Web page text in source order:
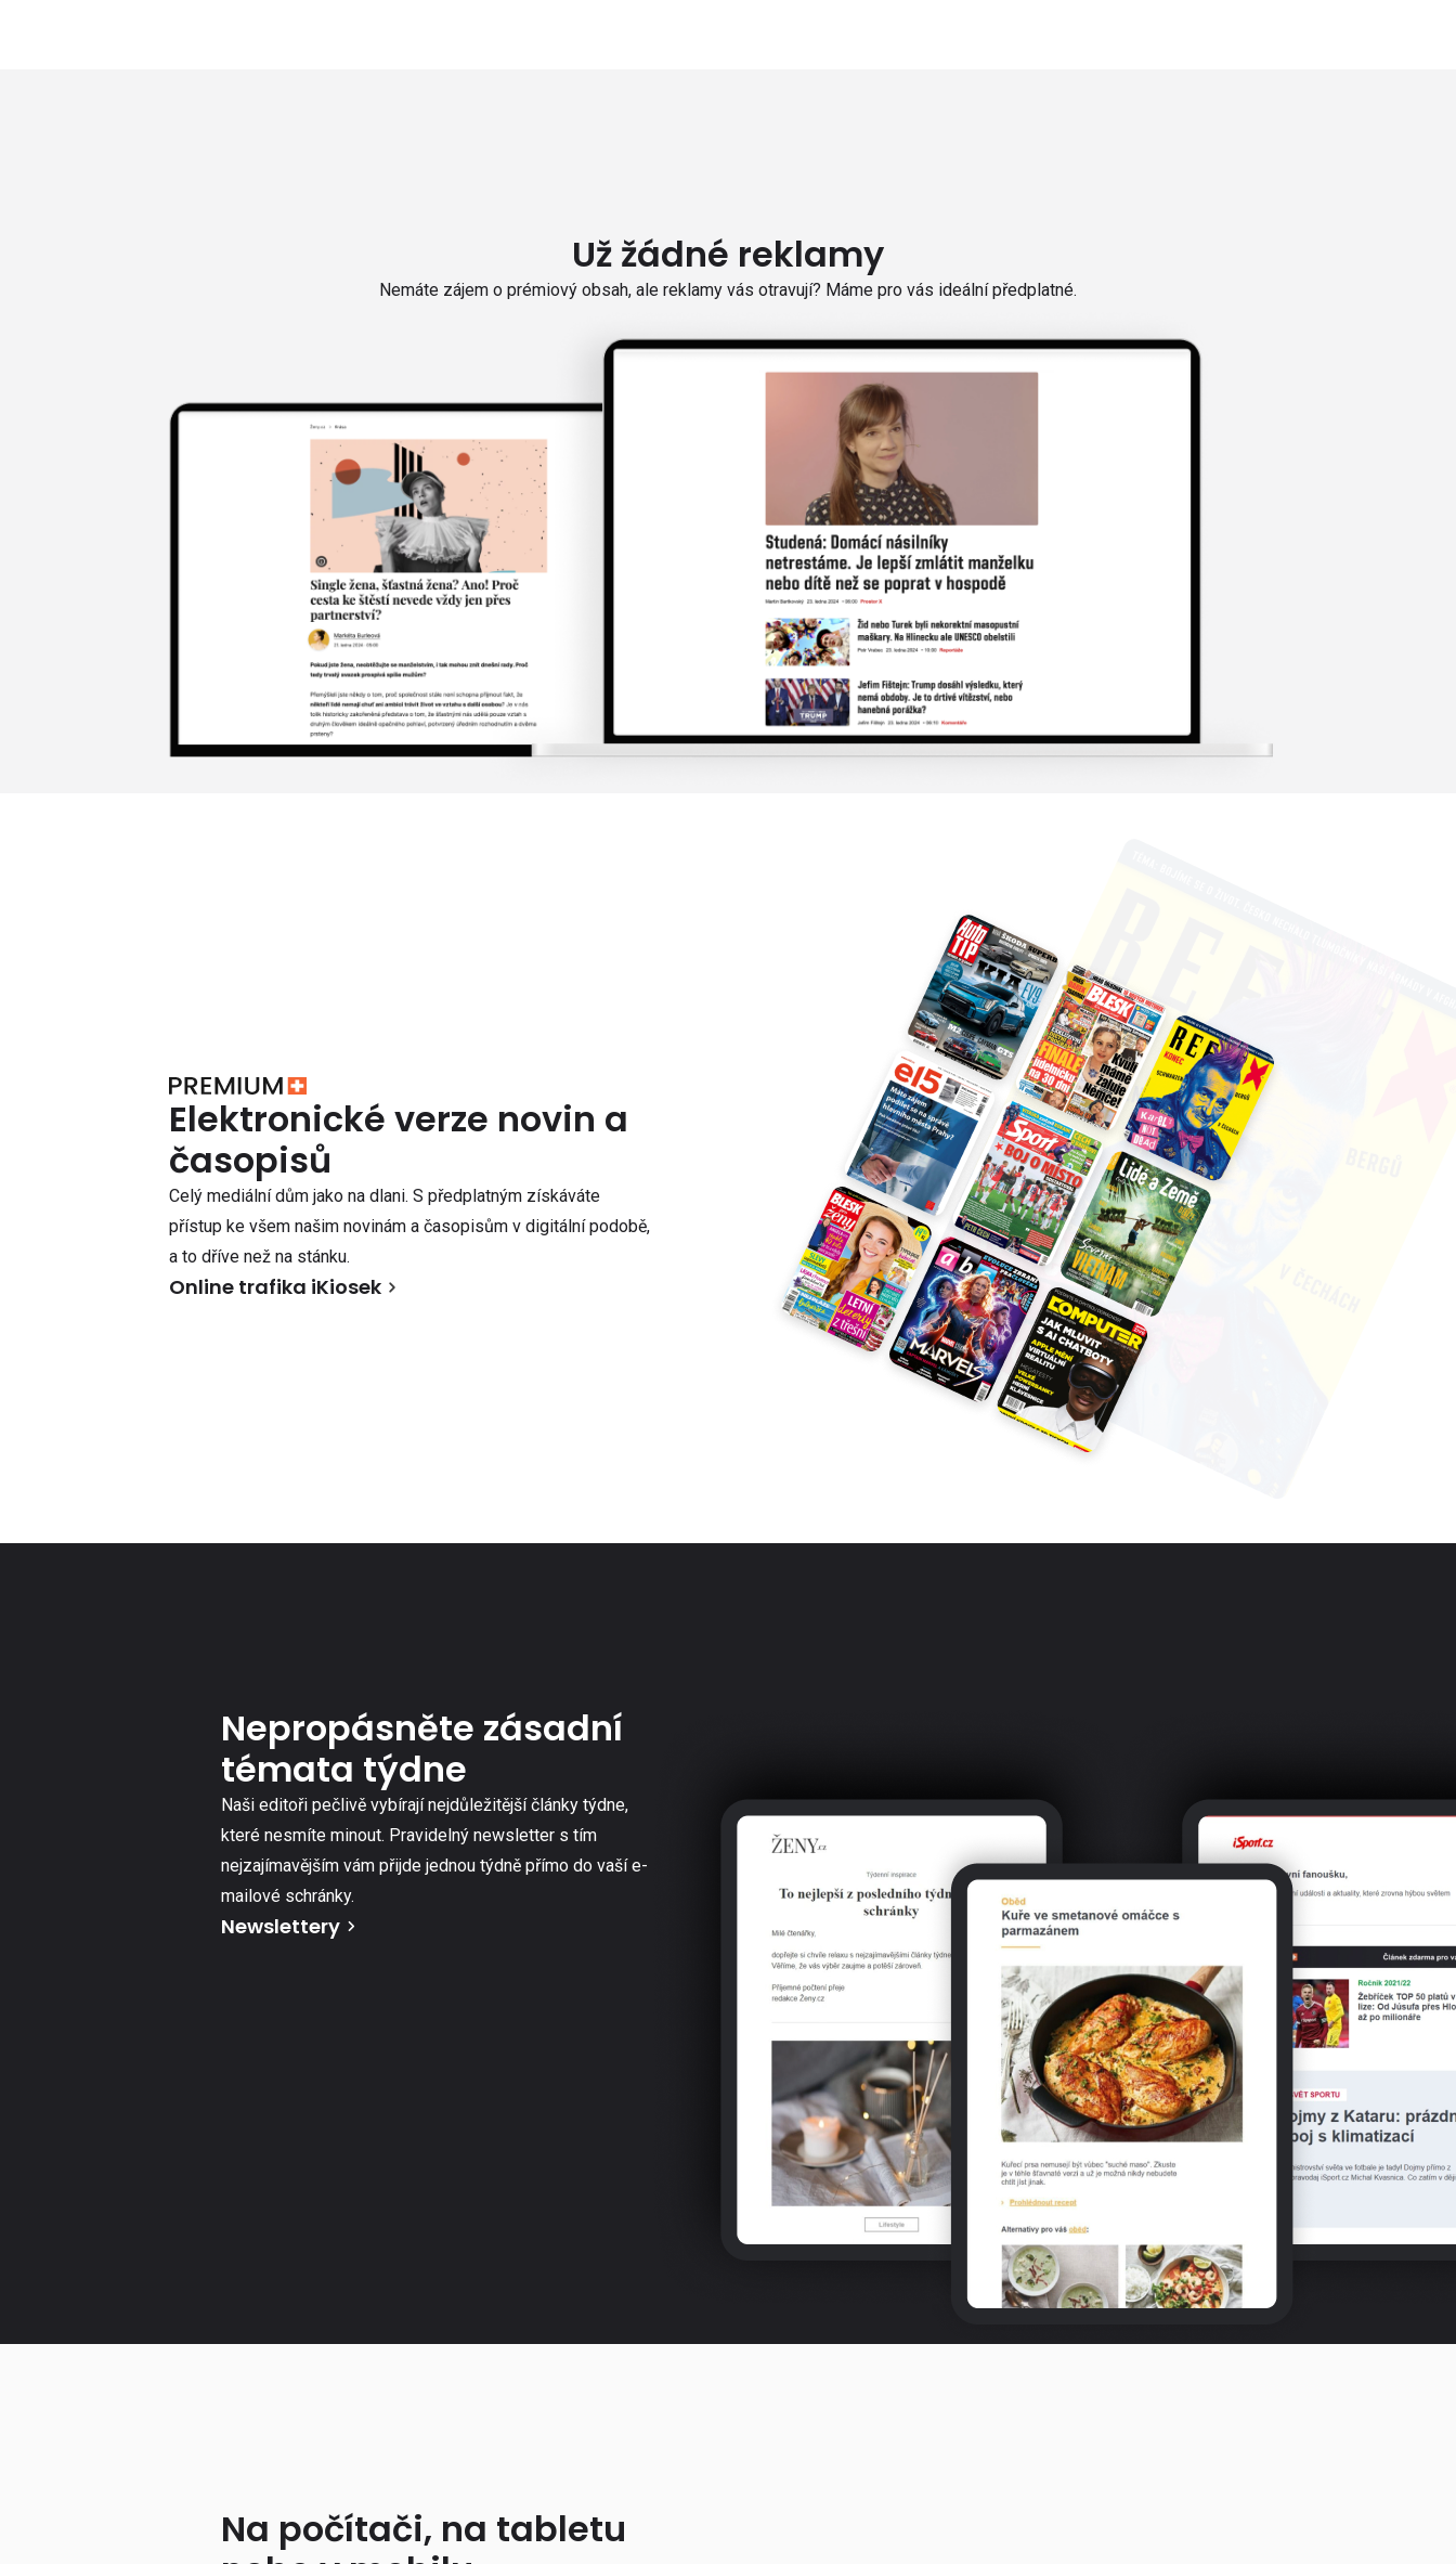
Už žádné reklamy
Nemáte zájem o prémiový obsah, ale reklamy vás otravují? Máme pro vás ideální předplatné.
Elektronické verze novin a
časopisů
Celý mediální dům jako na dlani. S předplatným získáváte
přístup ke všem našim novinám a časopisům v digitální podobě,
a to dříve než na stánku.
Online trafika iKiosek
Nepropásněte zásadní
témata týdne
Naši editoři pečlivě vybírají nejdůležitější články týdne,
které nesmíte minout. Pravidelný newsletter s tím
nejzajímavějším vám přijde jednou týdně přímo do vaší e-
mailové schránky.
Newslettery
Na počítači, na tabletu